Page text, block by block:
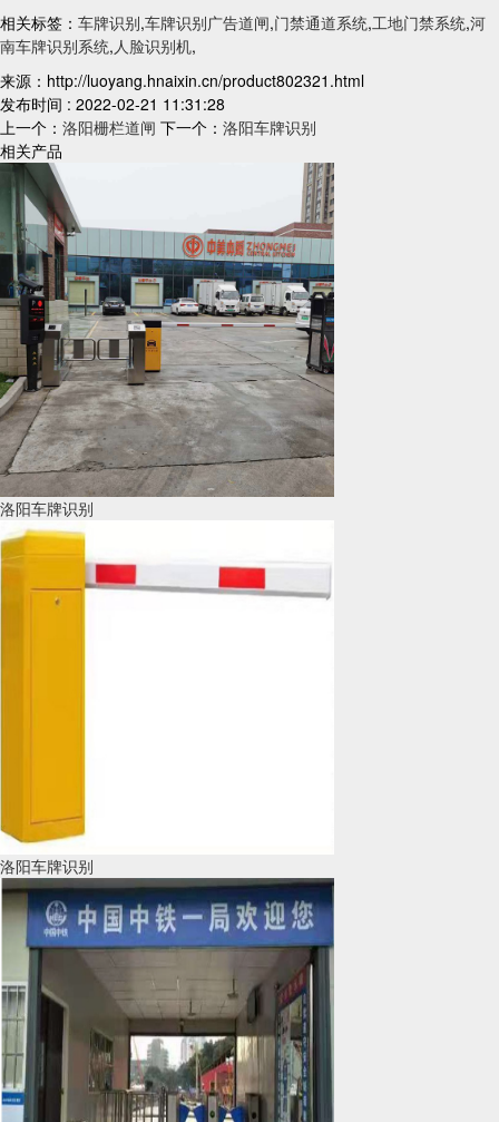
相关标签： 车牌识别,车牌识别广告道闸,门禁通道系统,工地门禁系统,河
南车牌识别系统,人脸识别机,
来源：http://luoyang.hnaixin.cn/product802321.html
发布时间 : 2022-02-21 11:31:28
上一个： 洛阳栅栏道闸 下一个： 洛阳车牌识别
相关产品
洛阳车牌识别
洛阳车牌识别